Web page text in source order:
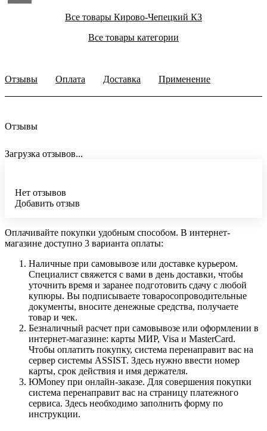
Все товары Кирово-Чепецкий КЗ
Все товары категории
Отзывы Оплата Доставка Применение
Отзывы
Загрузка отзывов...
Нет отзывов
Добавить отзыв
Оплачивайте покупки удобным способом. В интернет-
магазине доступно 3 варианта оплаты:
Наличные при самовывозе или доставке курьером.
Специалист свяжется с вами в день доставки, чтобы
уточнить время и заранее подготовить сдачу с любой
купюры. Вы подписываете товаросопроводительные
документы, вносите денежные средства, получаете
товар и чек.
Безналичный расчет при самовывозе или оформлении в
интернет-магазине: карты МИР, Visa и MasterCard.
Чтобы оплатить покупку, система перенаправит вас на
сервер системы ASSIST. Здесь нужно ввести номер
карты, срок действия и имя держателя.
ЮMoney при онлайн-заказе. Для совершения покупки
система перенаправит вас на страницу платежного
сервиса. Здесь необходимо заполнить форму по
инструкции.